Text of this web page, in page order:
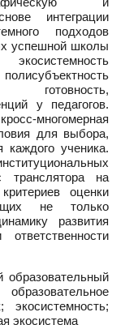
интеграции
подходов
успешной школы
готовность,
у педагогов.
многомерная
для выбора,
каждого ученика.
на
оценки
не только
развития
образовательный
экосистемность;
экосистема